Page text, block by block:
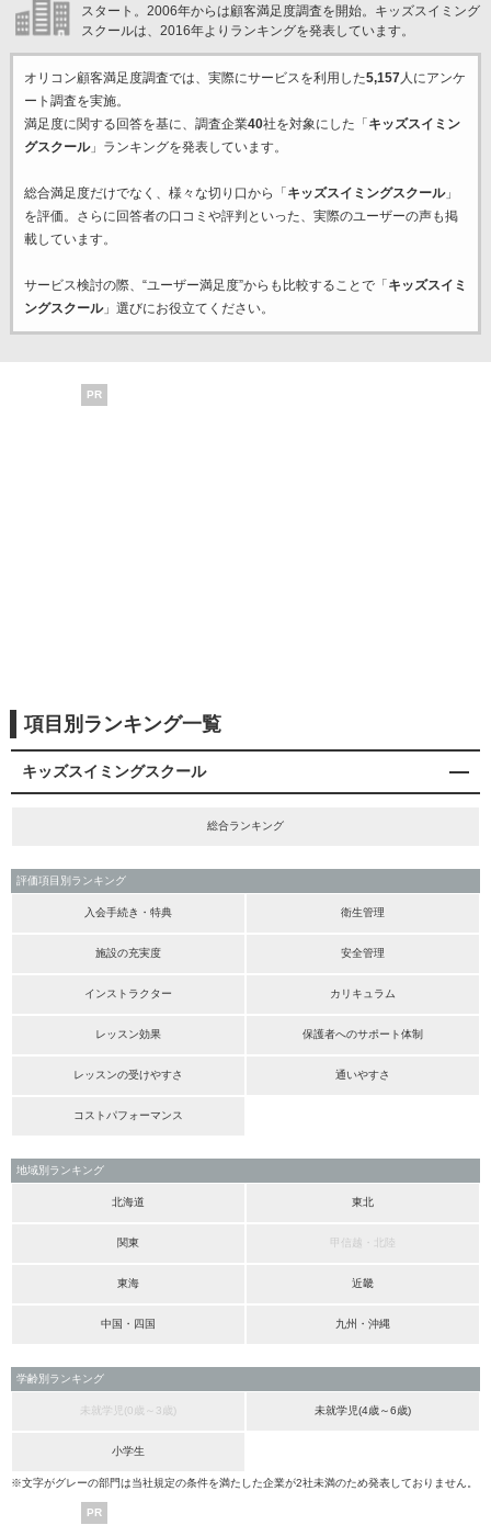
スタート。2006年からは顧客満足度調査を開始。キッズスイミング
スクールは、2016年よりランキングを発表しています。
オリコン顧客満足度調査では、実際にサービスを利用した5,157人にアンケ
ート調査を実施。
満足度に関する回答を基に、調査企業40社を対象にした「 キッズスイミン
グスクール」ランキングを発表しています。
総合満足度だけでなく、様々な切り口から「 キッズスイミングスクール」
を評価。さらに回答者の口コミや評判といった、実際のユーザーの声も掲
載しています。
サービス検討の際、“ユーザー満足度”からも比較することで「 キッズスイミ
ングスクール」選びにお役立てください。
PR
項目別ランキング一覧
キッズスイミングスクール
総合ランキング
評価項目別ランキング
入会手続き・特典 衛生管理
施設の充実度 安全管理
インストラクター カリキュラム
レッスン効果 保護者へのサポート体制
レッスンの受けやすさ 通いやすさ
コストパフォーマンス
地域別ランキング
北海道 東北
関東 甲信越・北陸
東海 近畿
中国・四国 九州・沖縄
学齢別ランキング
未就学児(0歳～3歳) 未就学児(4歳～6歳)
小学生
※文字がグレーの部門は当社規定の条件を満たした企業が2社未満のため発表しておりません。
PR